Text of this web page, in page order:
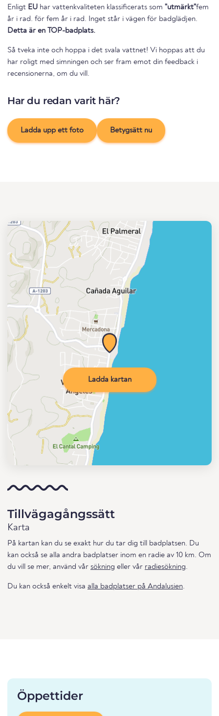
Enligt EU har vattenkvaliteten klassificerats som "utmärkt"fem
år i rad. för fem år i rad. Inget står i vägen för badglädjen.
Detta är en TOP-badplats.
Så tveka inte och hoppa i det svala vattnet! Vi hoppas att du
har roligt med simningen och ser fram emot din feedback i
recensionerna, om du vill.
Har du redan varit här?
Ladda upp ett foto Betygsätt nu
Ladda kartan
Tillvägagångssätt
Karta
På kartan kan du se exakt hur du tar dig till badplatsen. Du
kan också se alla andra badplatser inom en radie av 10 km. Om
du vill se mer, använd vår sökning eller vår radiesökning.
Du kan också enkelt visa alla badplatser på Andalusien.
Öppettider